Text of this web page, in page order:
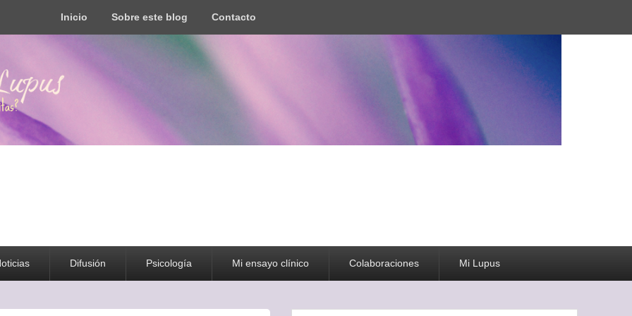
Inicio Sobre este blog Contacto
todo tipo de información y recursos
Difusión Psicología Mi ensayo clínico Colaboraciones Mi Lupus